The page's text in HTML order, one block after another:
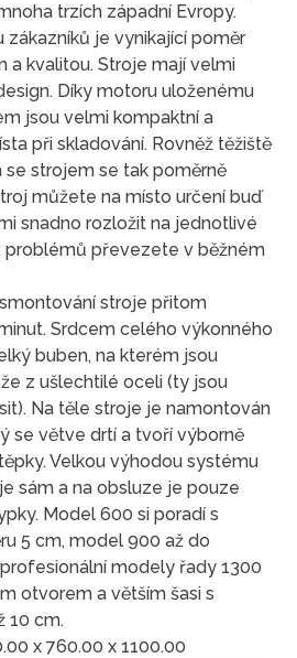
trzích západní Evropy.
je vynikající poměr
a kvalitou. Stroje mají velmi
Díky motoru uloženému
jsou velmi kompaktní a
při skladování. Rovněž těžiště
se strojem se tak poměrně
můžete na místo určení buď
snadno rozložit na jednotlivé
problémů převezete v běžném
stroje přitom
Srdcem celého výkonného
buben, na kterém jsou
z ušlechtilé oceli (ty jsou
Na těle stroje je namontován
se větve drtí a tvoří výborně
Velkou výhodou systému
sám a na obsluze je pouze
Model 600 si poradí s
5 cm, model 900 až do
modely řady 1300
otvorem a větším šasi s
10 cm.
x 760.00 x 1100.00